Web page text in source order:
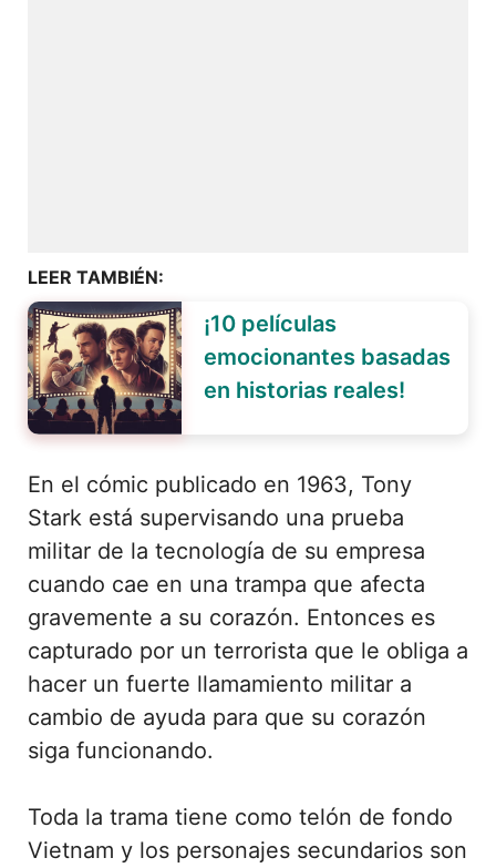
LEER TAMBIÉN:
¡10 películas
emocionantes basadas
en historias reales!
En el cómic publicado en 1963, Tony
Stark está supervisando una prueba
militar de la tecnología de su empresa
cuando cae en una trampa que afecta
gravemente a su corazón. Entonces es
capturado por un terrorista que le obliga a
hacer un fuerte llamamiento militar a
cambio de ayuda para que su corazón
siga funcionando.
Toda la trama tiene como telón de fondo
Vietnam y los personajes secundarios son